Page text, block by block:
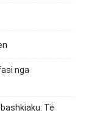
nga
Të